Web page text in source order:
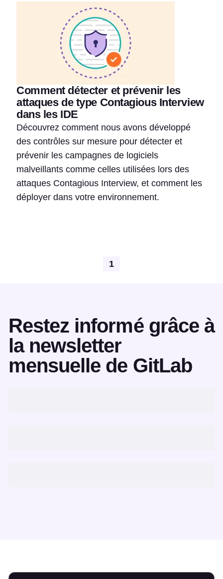
Comment détecter et prévenir les
attaques de type Contagious Interview
dans les IDE
Découvrez comment nous avons développé
des contrôles sur mesure pour détecter et
prévenir les campagnes de logiciels
malveillants comme celles utilisées lors des
attaques Contagious Interview, et comment les
déployer dans votre environnement.
1
Restez informé grâce à
la newsletter
mensuelle de GitLab